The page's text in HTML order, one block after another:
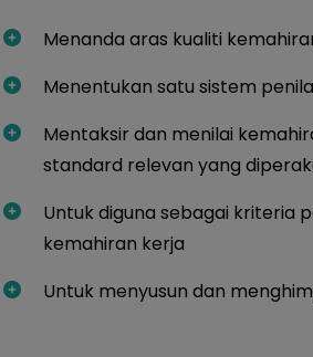
Menanda aras kualiti
Menentukan satu sistem
Mentaksir dan menilai
standard relevan yang
Untuk diguna sebagai kriteria
kemahiran kerja
Untuk menyusun dan